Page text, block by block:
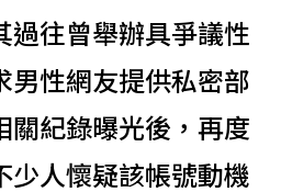
過往曾舉辦具爭議性
男性網友提供私密部
關紀錄曝光後，再度
少人懷疑該帳號動機